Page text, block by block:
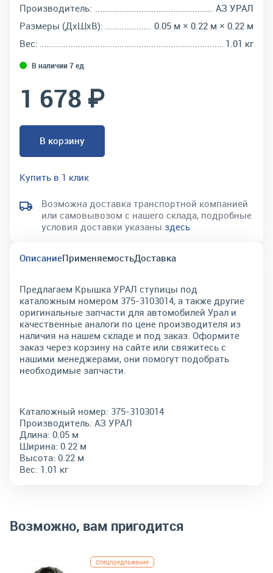
Производитель:
АЗ УРАЛ
Размеры (ДхШхВ):
0.05 м × 0.22 м × 0.22 м
Вес:
1.01 кг
В наличии 7 ед
1 678 ₽
В корзину
Купить в 1 клик
Возможна доставка транспортной компанией
или самовывозом с нашего склада, подробные
условия доставки указаны здесь
ОписаниеПрименяемостьДоставка
Предлагаем Крышка УРАЛ ступицы под
каталожным номером 375-3103014, а также другие
оригинальные запчасти для автомобилей Урал и
качественные аналоги по цене производителя из
наличия на нашем складе и под заказ. Оформите
заказ через корзину на сайте или свяжитесь с
нашими менеджерами, они помогут подобрать
необходимые запчасти.
Каталожный номер: 375-3103014
Производитель: АЗ УРАЛ
Длина: 0.05 м
Ширина: 0.22 м
Высота: 0.22 м
Вес: 1.01 кг
Возможно, вам пригодится
Спецпредложение